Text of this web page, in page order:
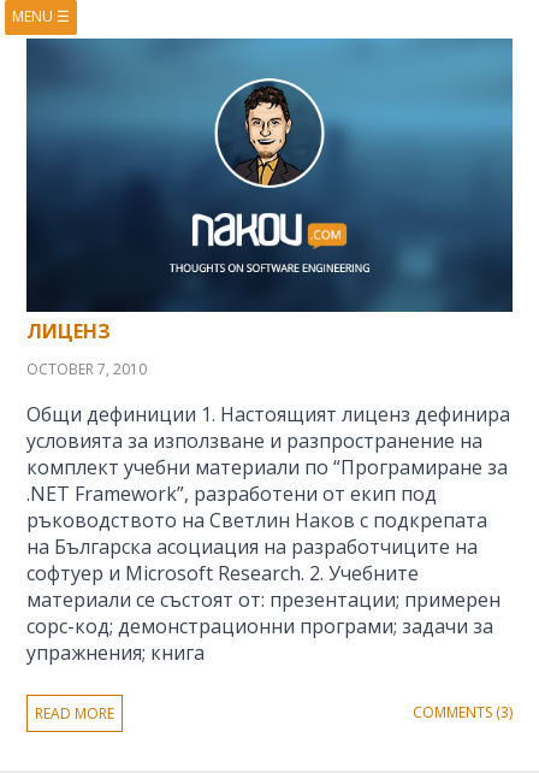
MENU ☰
ЛИЦЕНЗ
OCTOBER 7, 2010
Общи дефиниции 1. Настоящият лиценз дефинира
условията за използване и разпространение на
комплект учебни материали по “Програмиране за
.NET Framework”, разработени от екип под
ръководството на Светлин Наков с подкрепата
на Българска асоциация на разработчиците на
софтуер и Microsoft Research. 2. Учебните
материали се състоят от: презентации; примерен
сорс-код; демонстрационни програми; задачи за
упражнения; книга
READ MORE COMMENTS (3)